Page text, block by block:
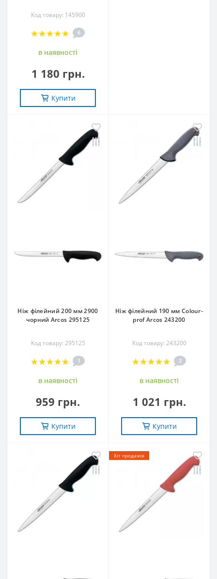
Код товару: 145900
6
в наявностi
1 180 грн.
Купити
Ніж філейний 200 мм 2900
чорний Arcos 295125
Код товару: 295125
1
в наявностi
959 грн.
Купити
Ніж філейний 190 мм Colour-
prof Arcos 243200
Код товару: 243200
2
в наявностi
1 021 грн.
Купити
Хіт продажів